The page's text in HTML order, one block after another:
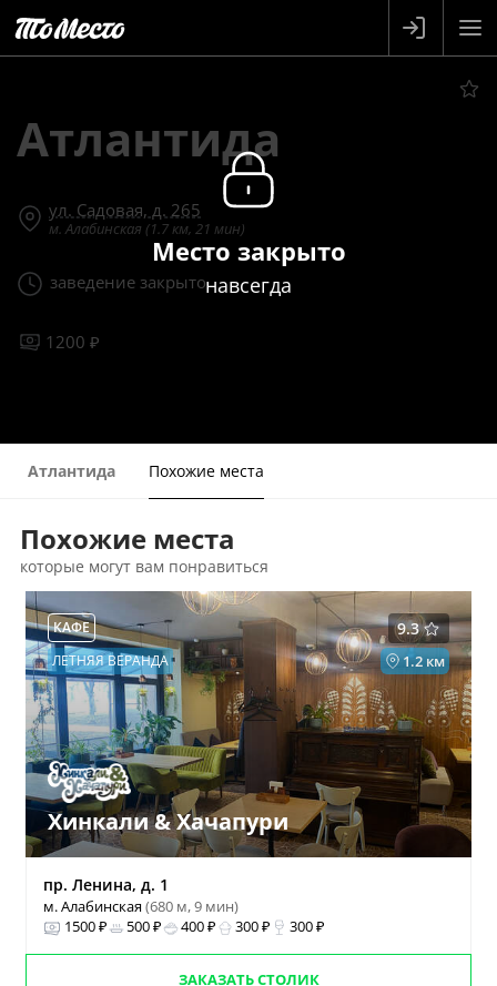
Атлантида
ул. Садовая, д. 265
м. Алабинская (1.7 км, 21 мин)
заведение закрыто
1200 ₽
Место закрыто
навсегда
Атлантида Похожие места
Похожие места
которые могут вам понравиться
9.3
КАФЕ
1.2 км
ЛЕТНЯЯ ВЕРАНДА
Хинкали & Хачапури
пр. Ленина, д. 1
м. Алабинская(680 м, 9 мин)
1500 ₽
500 ₽ 400 ₽ 300 ₽ 300 ₽
ЗАКАЗАТЬ СТОЛИК